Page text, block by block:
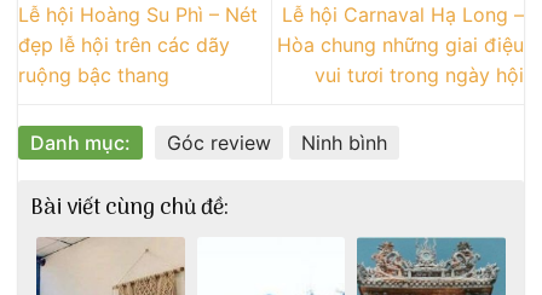
Lễ hội Hoàng Su Phì – Nét
đẹp lễ hội trên các dãy
ruộng bậc thang
Lễ hội Carnaval Hạ Long –
Hòa chung những giai điệu
vui tươi trong ngày hội
Danh mục: Góc review Ninh bình
Bài viết cùng chủ đề: